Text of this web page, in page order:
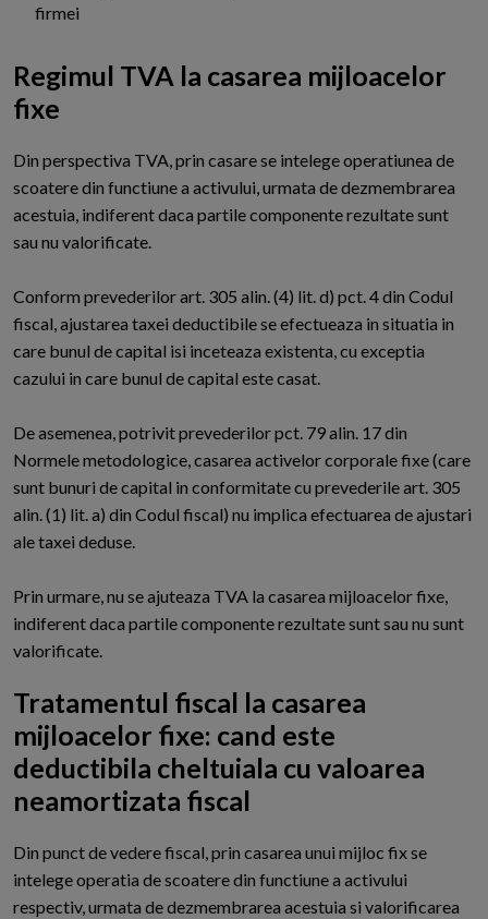
firmei
Regimul TVA la casarea mijloacelor
fixe
Din perspectiva TVA, prin casare se intelege operatiunea de
scoatere din functiune a activului, urmata de dezmembrarea
acestuia, indiferent daca partile componente rezultate sunt
sau nu valorificate.
Conform prevederilor art. 305 alin. (4) lit. d) pct. 4 din Codul
fiscal, ajustarea taxei deductibile se efectueaza in situatia in
care bunul de capital isi inceteaza existenta, cu exceptia
cazului in care bunul de capital este casat.
De asemenea, potrivit prevederilor pct. 79 alin. 17 din
Normele metodologice, casarea activelor corporale fixe (care
sunt bunuri de capital in conformitate cu prevederile art. 305
alin. (1) lit. a) din Codul fiscal) nu implica efectuarea de ajustari
ale taxei deduse.
Prin urmare, nu se ajuteaza TVA la casarea mijloacelor fixe,
indiferent daca partile componente rezultate sunt sau nu sunt
valorificate.
Tratamentul fiscal la casarea
mijloacelor fixe: cand este
deductibila cheltuiala cu valoarea
neamortizata fiscal
Din punct de vedere fiscal, prin casarea unui mijloc fix se
intelege operatia de scoatere din functiune a activului
respectiv, urmata de dezmembrarea acestuia si valorificarea